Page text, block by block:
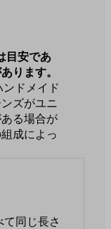
目安であ
ります。
ドメイド
ズがユニ
る場合が
成によっ
同じ長さ